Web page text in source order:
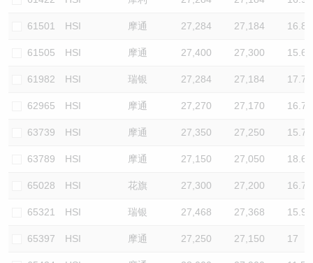
61501 HSI 摩通 27,284 27,184 16.8
61505 HSI 摩通 27,400 27,300 15.6
61982 HSI 瑞银 27,284 27,184 17.7
62965 HSI 摩通 27,270 27,170 16.7
63739 HSI 摩通 27,350 27,250 15.7
63789 HSI 摩通 27,150 27,050 18.6
65028 HSI 花旗 27,300 27,200 16.7
65321 HSI 瑞银 27,468 27,368 15.9
65397 HSI 摩通 27,250 27,150 17